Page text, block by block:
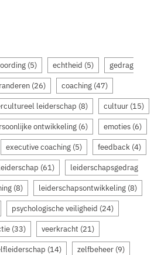
(5) echtheid (5) gedrag
(26) coaching (47)
leiderschap (8) cultuur (15)
ontwikkeling (6) emoties (6)
executive coaching (5) feedback (4)
(61) leiderschapsgedrag
(8) leiderschapsontwikkeling (8)
psychologische veiligheid (24)
(33) veerkracht (21)
(14) zelfbeheer (9)